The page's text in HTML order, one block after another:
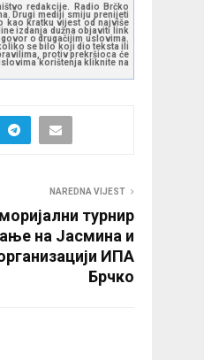
redakcije. Radio Brčko
Drugi mediji smiju prenijeti
kao kratku vijest od najviše
izdanja dužna objaviti link
o drugačijim uslovima.
se bilo koji dio teksta ili
protiv prekršioca će
korištenja kliknite na
NAREDNA VIJEST
турнир
на Јасмина и
ИПА
Брчко